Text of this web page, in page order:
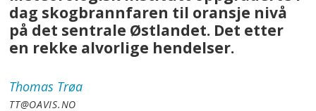
dag skogbrannfaren til oransje nivå
på det sentrale Østlandet. Det etter
en rekke alvorlige hendelser.
Thomas Trøa
TT@OAVIS.NO